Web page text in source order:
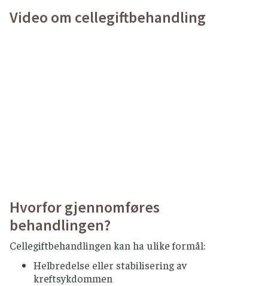
Video om cellegiftbehandling
Hvorfor gjennomføres
behandlingen?
Cellegiftbehandlingen kan ha ulike formål:
Helbredelse eller stabilisering av
kreftsykdommen